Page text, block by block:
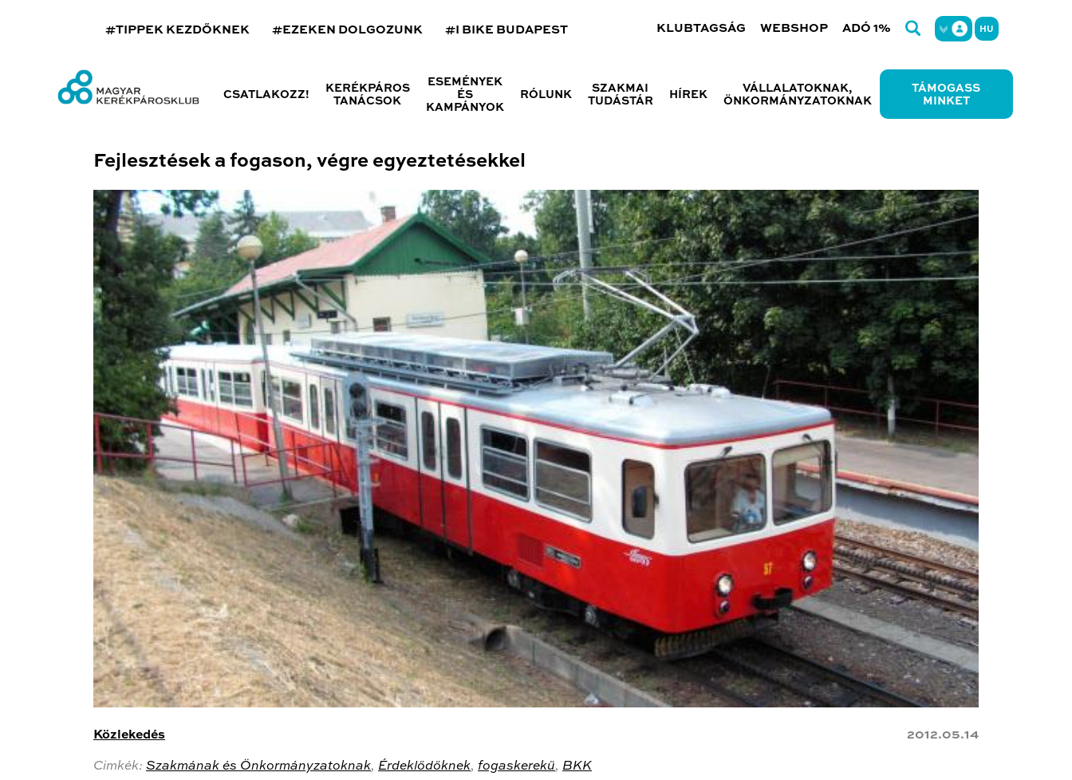
#TIPPEK KEZDŐKNEK #EZEKEN DOLGOZUNK #I BIKE BUDAPEST KLUBTAGSÁG WEBSHOP ADÓ 1% HU
CSATLAKOZZ!
KERÉKPÁROS
TANÁCSOK
ESEMÉNYEK
ÉS
KAMPÁNYOK
RÓLUNK
SZAKMAI
TUDÁSTÁR
HÍREK
VÁLLALATOKNAK,
ÖNKORMÁNYZATOKNAK
TÁMOGASS
MINKET
Fejlesztések a fogason, végre egyeztetésekkel
Közlekedés 2012.05.14
Cimkék: Szakmának és Önkormányzatoknak, Érdeklődőknek, fogaskerekű, BKK